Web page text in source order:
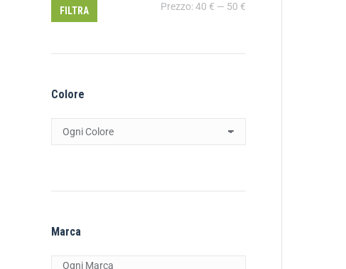
FILTRA Prezzo:40 € — 50 €
Colore
Marca